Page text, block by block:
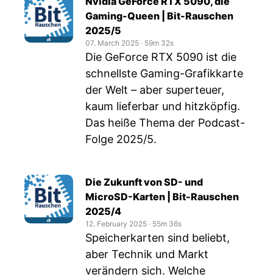
Gaming-Queen | Bit-Rauschen
2025/5
07. March 2025 ‧ 59m 32s
Die GeForce RTX 5090 ist die
schnellste Gaming-Grafikkarte
der Welt – aber superteuer,
kaum lieferbar und hitzköpfig.
Das heiße Thema der Podcast-
Folge 2025/5.
Die Zukunft von SD- und
MicroSD-Karten | Bit-Rauschen
2025/4
12. February 2025 ‧ 55m 36s
Speicherkarten sind beliebt,
aber Technik und Markt
verändern sich. Welche